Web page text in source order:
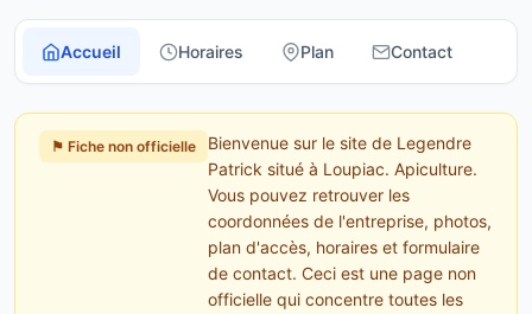
Accueil Horaires Plan Contact
⚑ Fiche non officielle
Bienvenue sur le site de Legendre
Patrick situé à Loupiac. Apiculture.
Vous pouvez retrouver les
coordonnées de l'entreprise, photos,
plan d'accès, horaires et formulaire
de contact. Ceci est une page non
officielle qui concentre toutes les